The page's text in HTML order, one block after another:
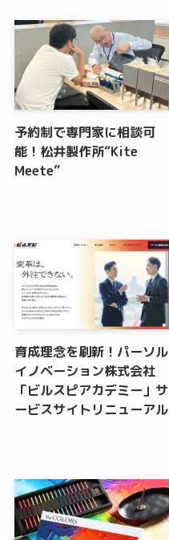
予約制で専門家に相談可
能！松井製作所“Kite
Meete”
育成理念を刷新！パーソル
イノベーション株式会社
「ビルスピアカデミー」サ
ービスサイトリニューアル